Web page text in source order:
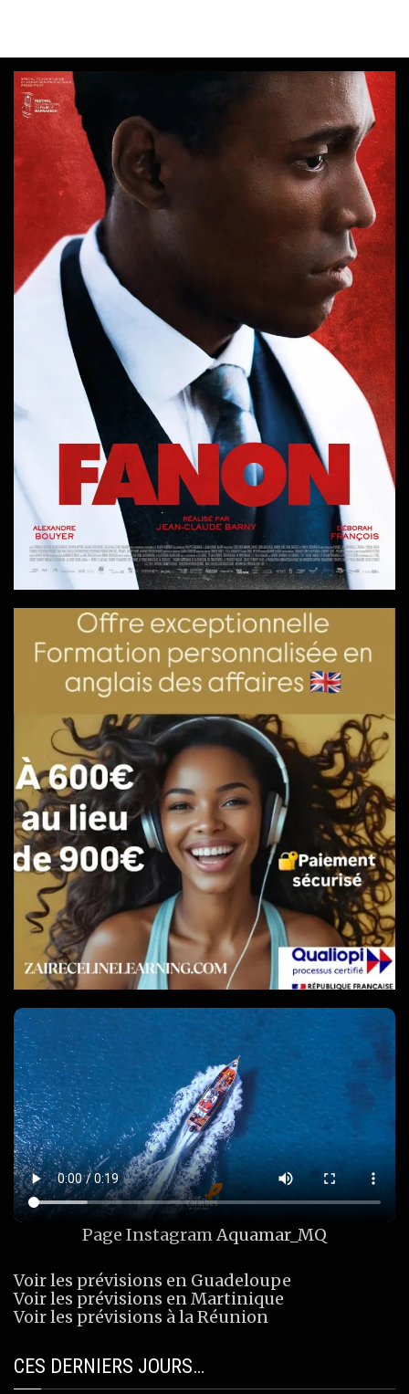
Page InstagramAquamar_MQ
Voir les prévisions en Guadeloupe
Voir les prévisions en Martinique
Voir les prévisions à la Réunion
CES DERNIERS JOURS…